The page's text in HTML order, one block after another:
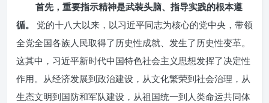
首先，重要指示精神是武装头脑、指导实践的根本遵
循。
党的十八大以来，以习近平同志为核心的党中央，带领
全党全国各族人民取得了历史性成就、发生了历史性变革。
这其中，习近平新时代中国特色社会主义思想发挥了决定性
作用。从经济发展到政治建设，从文化繁荣到社会治理，从
生态文明到国防和军队建设，从祖国统一到人类命运共同体